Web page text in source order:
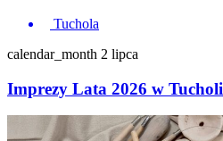
Tuchola
calendar_month 2 lipca
Imprezy Lata 2026 w Tucholi